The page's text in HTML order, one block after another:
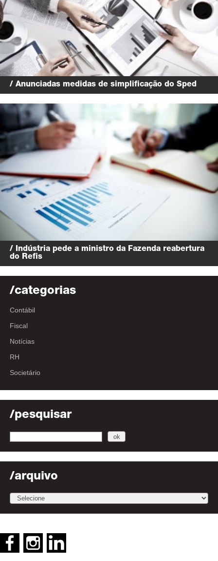
/categorias
Contábil
Fiscal
Notícias
RH
Societário
/pesquisar
/arquivo
/ Anunciadas medidas de simplificação do Sped
/ Indústria pede a ministro da Fazenda reabertura
do Refis